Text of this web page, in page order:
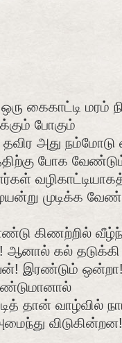
ஒரு கைகாட்டி மரம்
போகும்
தவிர அது நம்மோடு
போக
முடிக்க
கிணற்றில்
! ஆனால் கல் தடுக்கி
! இரண்டும் ஒன்றா
தான் வாழ்வில்
விடுகின்றன!